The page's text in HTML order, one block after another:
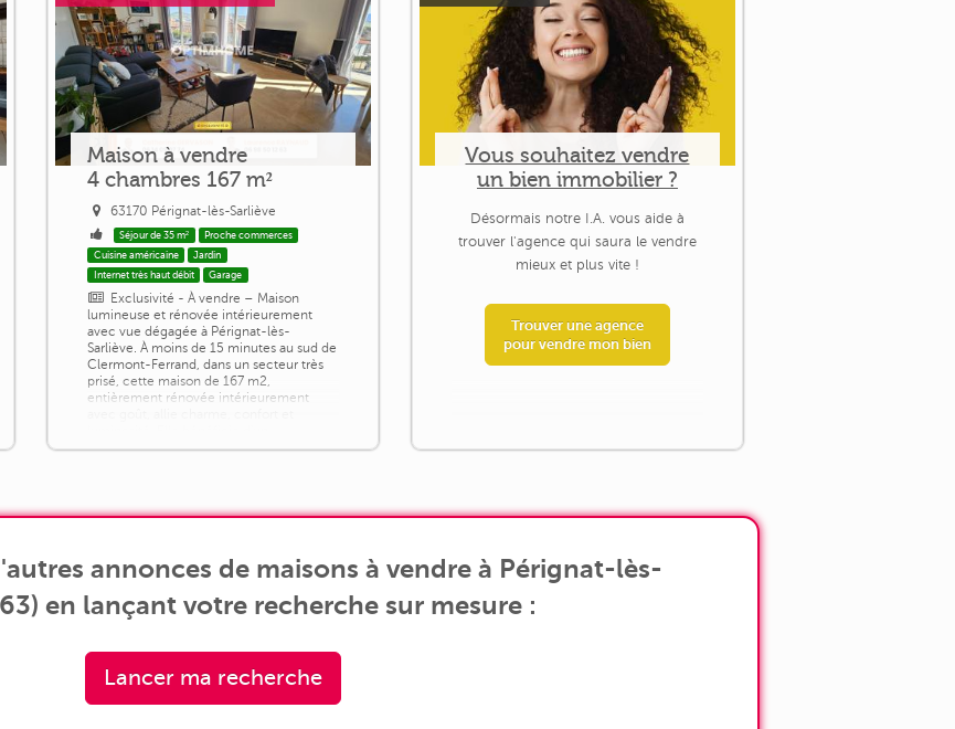
Maison à vendre
4 chambres 167 m²
63170 Pérignat-lès-Sarliève
Séjour de 35 m²
Proche commerces
Cuisine américaine
Jardin
Internet très haut débit
Garage
Exclusivité - À vendre – Maison
lumineuse et rénovée intérieurement
avec vue dégagée à Pérignat-lès-
Sarliève. À moins de 15 minutes au sud de
Clermont-Ferrand, dans un secteur très
prisé, cette maison de 167 m2,
entièrement rénovée intérieurement
environnement agréable avec une vue
Vous souhaitez vendre
un bien immobilier ?
Désormais notre I.A. vous aide à
trouver l'agence qui saura le vendre
mieux et plus vite !
Trouver une agence
pour vendre mon bien
annonces de maisons à vendre à Pérignat-lès-
en lançant votre recherche sur mesure :
Lancer ma recherche